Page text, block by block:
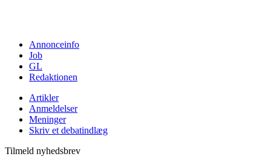
Annonceinfo
Job
GL
Redaktionen
Artikler
Anmeldelser
Meninger
Skriv et debatindlæg
Tilmeld nyhedsbrev